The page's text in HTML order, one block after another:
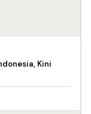
Kini